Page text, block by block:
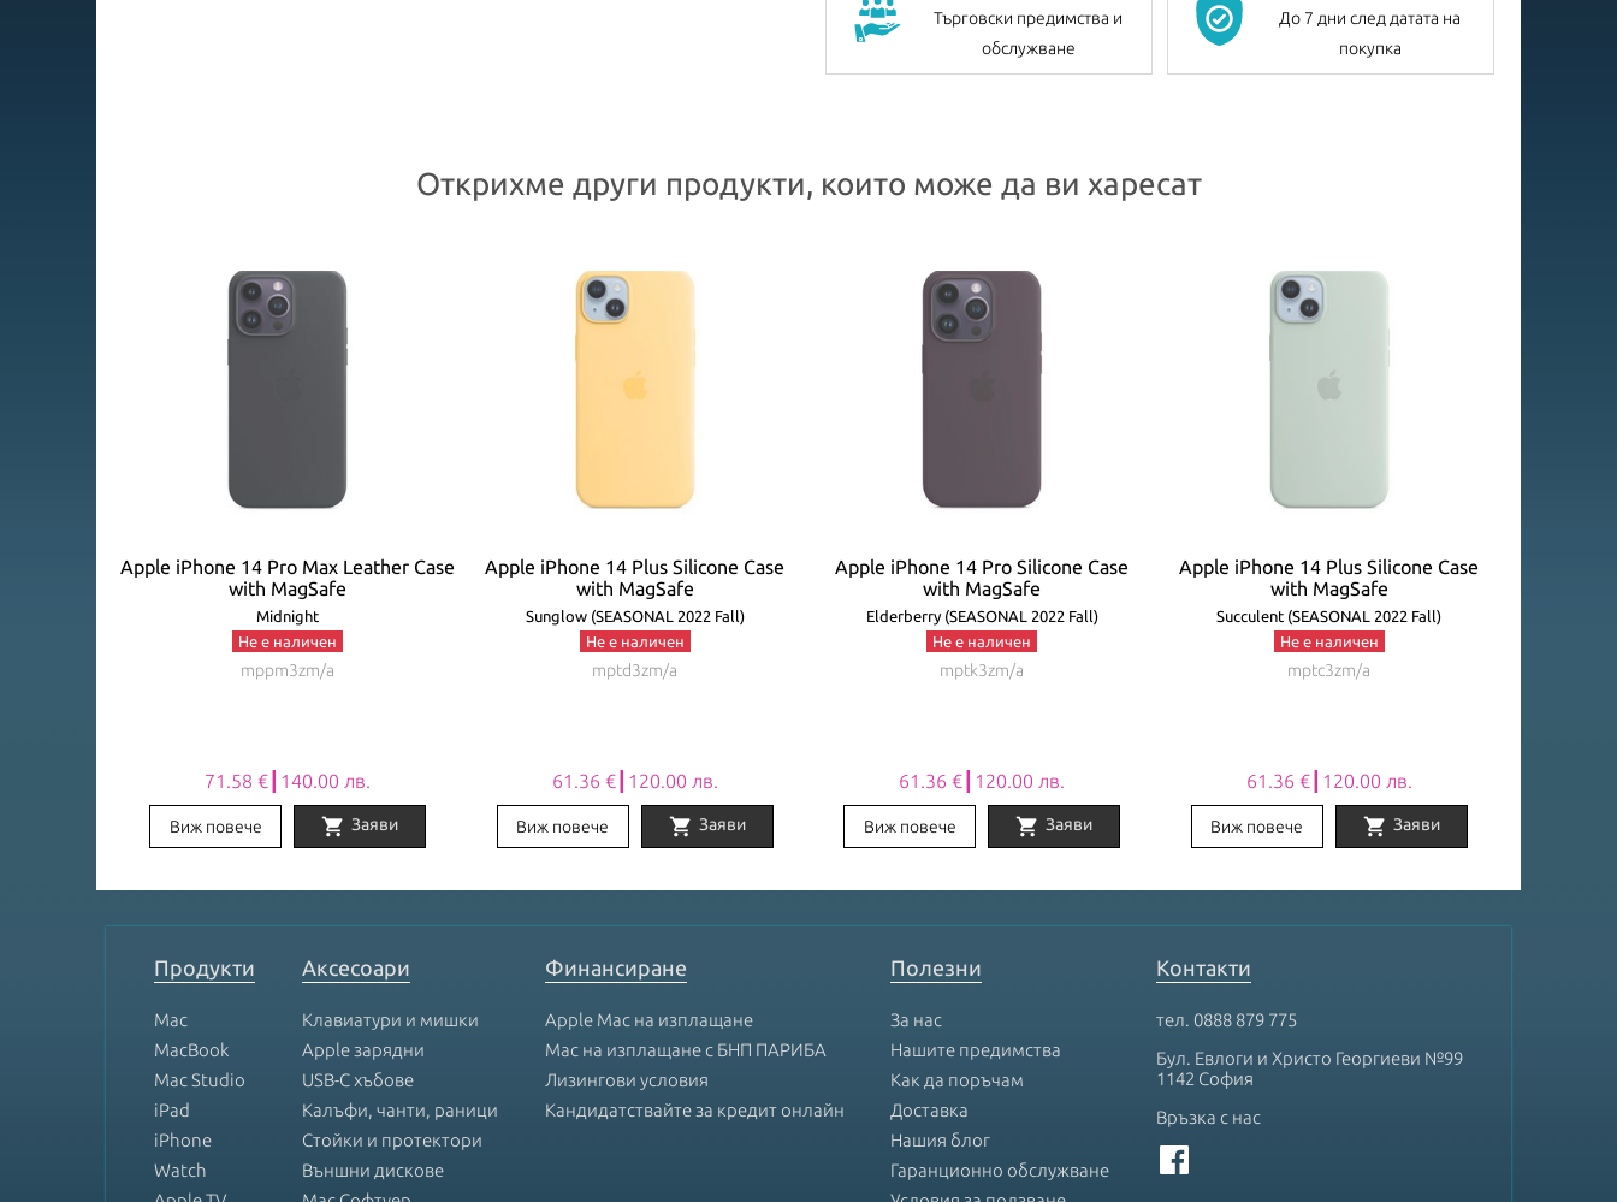
Търговски предимства и
обслужване
До 7 дни след датата на
покупка
Открихме други продукти, които може да ви харесат
Apple iPhone 14 Pro Max Leather Case
with MagSafe
Midnight
Не е наличен
mppm3zm/a
71.58 €┃140.00 лв.
Виж повече shopping_cart Заяви
Apple iPhone 14 Plus Silicone Case
with MagSafe
Sunglow (SEASONAL 2022 Fall)
Не е наличен
mptd3zm/a
61.36 €┃120.00 лв.
Виж повече shopping_cart Заяви
Apple iPhone 14 Pro Silicone Case
with MagSafe
Elderberry (SEASONAL 2022 Fall)
Не е наличен
mptk3zm/a
61.36 €┃120.00 лв.
Виж повече shopping_cart Заяви
Apple iPhone 14 Plus Silicone Case
with MagSafe
Succulent (SEASONAL 2022 Fall)
Не е наличен
mptc3zm/a
61.36 €┃120.00 лв.
Виж повече shopping_cart Заяви
1
Продукти
Mac
MacBook
Mac Studio
iPad
iPhone
Watch
Аксесоари
Клавиатури и мишки
Apple зарядни
USB-C хъбове
Калъфи, чанти, раници
Стойки и протектори
Външни дискове
Финансиране
Apple Mac на изплащане
Mac на изплащане с БНП ПАРИБА
Лизингови условия
Кандидатствайте за кредит онлайн
Полезни
За нас
Нашите предимства
Как да поръчам
Доставка
Нашия блог
Гаранционно обслужване
Контакти
тел. 0888 879 775
Бул. Евлоги и Христо Георгиеви №99
1142 София
Връзка с нас